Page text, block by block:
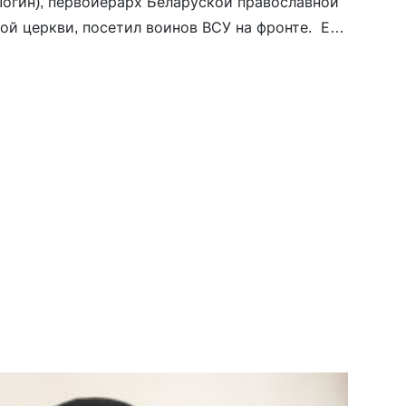
церкви, посетил воинов ВСУ на фронте. Его
Православной церкви Украины